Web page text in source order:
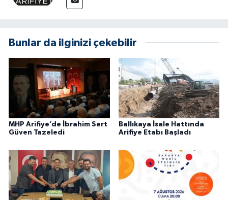
Bunlar da ilginizi çekebilir
MHP Arifiye’de İbrahim Sert
Güven Tazeledi
Ballıkaya İsale Hattında
Arifiye Etabı Başladı